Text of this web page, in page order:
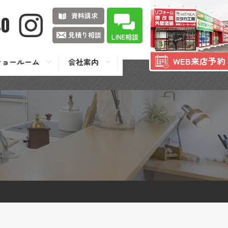
資料請求
見積り相談
LINE相談
WEB来店予約
ールーム 会社案内